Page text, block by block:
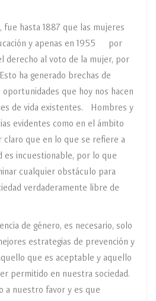
fue hasta 1887 que las mujeres
y apenas en 1955 por
derecho al voto de la mujer, por
ha generado brechas de
que hoy nos hacen
de vida existentes. Hombres y
evidentes como en el ámbito
claro que en lo que se refiere a
es incuestionable, por lo que
cualquier obstáculo para
verdaderamente libre de
de género, es necesario, solo
estrategias de prevención y
que es aceptable y aquello
permitido en nuestra sociedad.
a nuestro favor y es que